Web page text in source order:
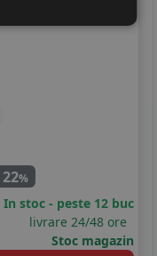
22%
In stoc - peste 12 buc
livrare 24/48 ore
Stoc magazin